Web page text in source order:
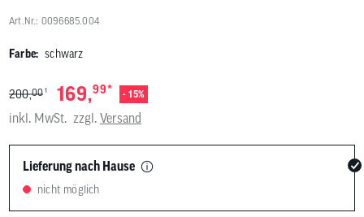
Art.Nr.: 0096685.004
Farbe: schwarz
200,00 1 169,99* - 15%
inkl. MwSt. zzgl. Versand
Lieferung nach Hause
nicht möglich